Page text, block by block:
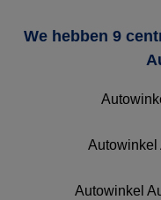
We hebben 9
Autowinkel
Autowinkel